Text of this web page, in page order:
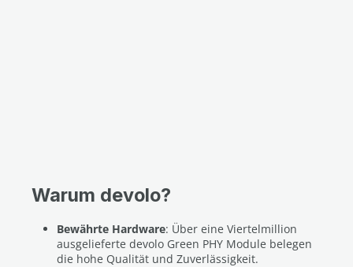
Warum devolo?
Bewährte Hardware: Über eine Viertelmillion
ausgelieferte devolo Green PHY Module belegen
die hohe Qualität und Zuverlässigkeit.